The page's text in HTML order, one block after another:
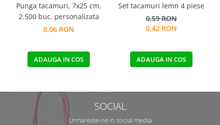
Punga tacamuri, 7x25 cm,
2.500 buc. personalizata
0,06 RON
ADAUGA IN COS
Set tacamuri lemn 4 piese
0,59 RON
0,42 RON
ADAUGA IN COS
SOCIAL
Urmareste-ne in social media